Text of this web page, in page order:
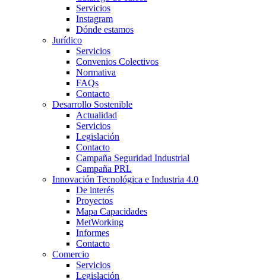
Servicios
Instagram
Dónde estamos
Jurídico
Servicios
Convenios Colectivos
Normativa
FAQs
Contacto
Desarrollo Sostenible
Actualidad
Servicios
Legislación
Contacto
Campaña Seguridad Industrial
Campaña PRL
Innovación Tecnológica e Industria 4.0
De interés
Proyectos
Mapa Capacidades
MetWorking
Informes
Contacto
Comercio
Servicios
Legislación